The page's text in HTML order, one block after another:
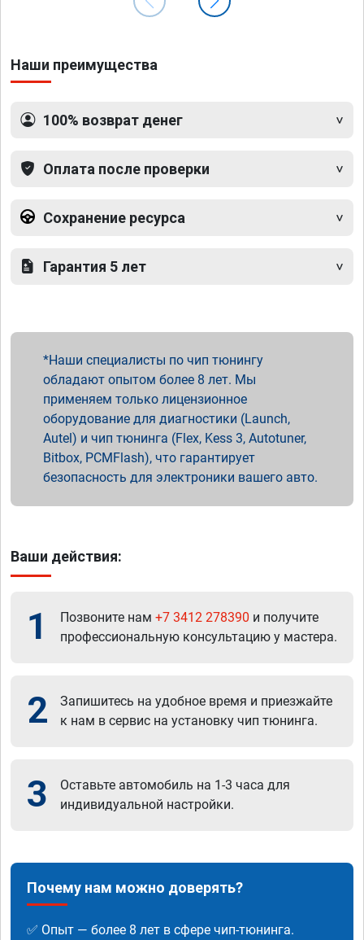
Наши преимущества
100% возврат денег
Оплата после проверки
Сохранение ресурса
Гарантия 5 лет
Наши специалисты по чип тюнингу
обладают опытом более 8 лет. Мы
применяем только лицензионное
оборудование для диагностики (Launch,
Autel) и чип тюнинга (Flex, Kess 3, Autotuner,
Bitbox, PCMFlash), что гарантирует
безопасность для электроники вашего авто.
Ваши действия:
1 Позвоните нам +7 3412 278390 и получите
профессиональную консультацию у мастера.
2
Запишитесь на удобное время и приезжайте
к нам в сервис на установку чип тюнинга.
3
Оставьте автомобиль на 1-3 часа для
индивидуальной настройки.
Почему нам можно доверять?
✅ Опыт — более 8 лет в сфере чип-тюнинга.